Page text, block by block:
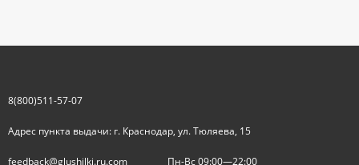
8(800)511-57-07
Адрес пункта выдачи: г. Краснодар, ул. Тюляева, 15
feedback@glushilki.ru.com Пн-Вс 09:00—22:00